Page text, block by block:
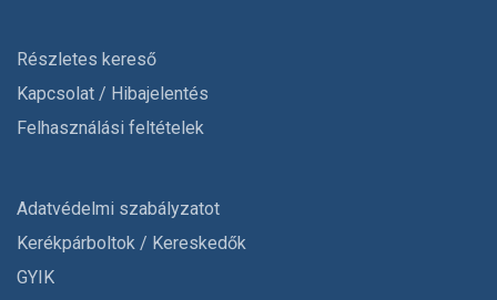
Részletes kereső
Kapcsolat / Hibajelentés
Felhasználási feltételek
Adatvédelmi szabályzatot
Kerékpárboltok / Kereskedők
GYIK